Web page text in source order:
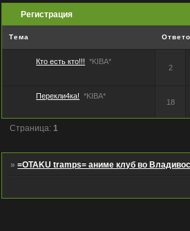
Регистрация
Тема
Кто есть кто!!! *KIBA*
2
Перекли4ка! *KIBA*
18
Страница:1
»=OTAKU tramps= аниме клуб во